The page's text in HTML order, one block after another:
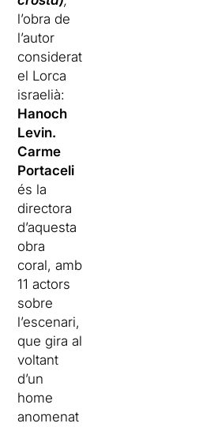
l’obra de
l’autor
considerat
el Lorca
israelià:
Hanoch
Levin.
Carme
Portaceli
és la
directora
d’aquesta
obra
coral, amb
11 actors
sobre
l’escenari,
que gira al
voltant
d’un
home
anomenat